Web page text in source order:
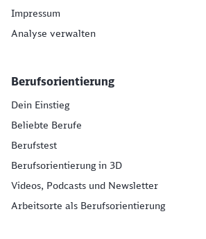
Impressum
Analyse verwalten
Berufsorientierung
Dein Einstieg
Beliebte Berufe
Berufstest
Berufsorientierung in 3D
Videos, Podcasts und Newsletter
Arbeitsorte als Berufsorientierung